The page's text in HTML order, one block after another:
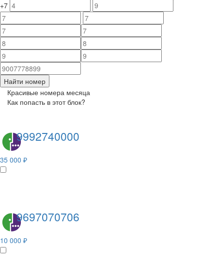
+7
Найти номер
Красивые номера месяца
Как попасть в этот блок?
9992740000
35 000 ₽
9697070706
10 000 ₽